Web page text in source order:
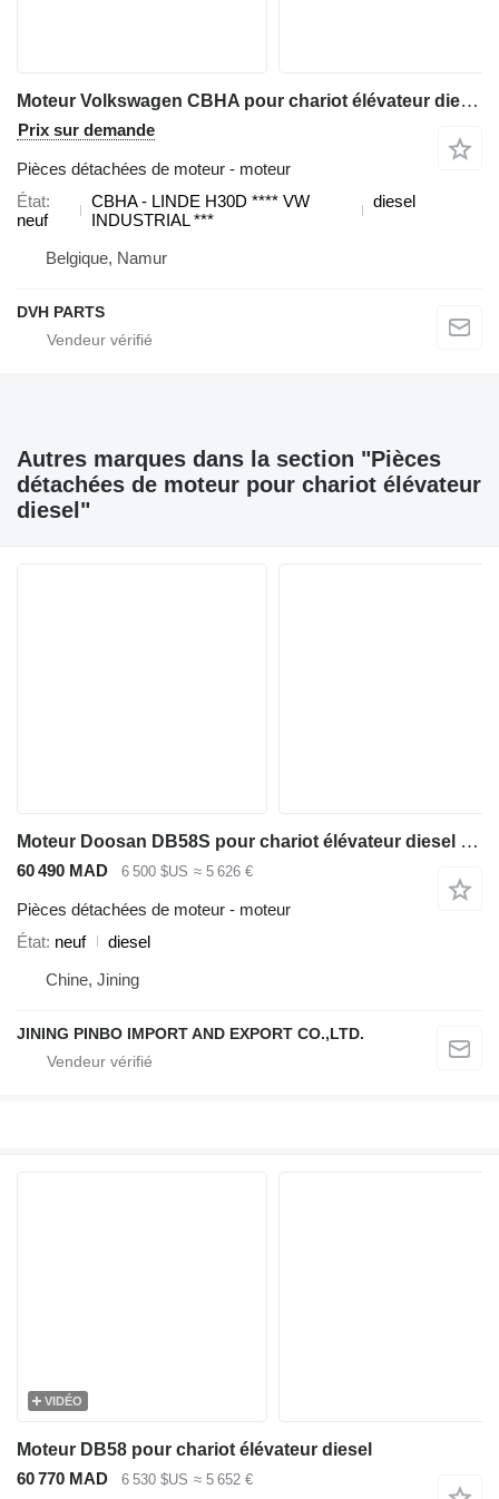
Moteur Volkswagen CBHA pour chariot élévateur diesel Linde H30D
Prix sur demande
Pièces détachées de moteur - moteur
État
neuf
CBHA - LINDE H30D **** VW
INDUSTRIAL ***
diesel
Belgique, Namur
DVH PARTS
Autres marques dans la section "Pièces
détachées de moteur pour chariot élévateur
diesel"
Moteur Doosan DB58S pour chariot élévateur diesel Doosan G50S / G60S / G70S-5
60 490 MAD 6 500 $US ≈ 5 626 €
Pièces détachées de moteur - moteur
État neuf
diesel
Chine, Jining
JINING PINBO IMPORT AND EXPORT CO.,LTD.
VIDÉO
Moteur DB58 pour chariot élévateur diesel
60 770 MAD
6 530 $US ≈ 5 652 €